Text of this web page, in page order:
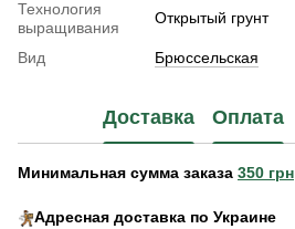
Технология
выращивания
Открытый грунт
Вид Брюссельская
Доставка Оплата
Минимальная сумма заказа 350 грн
Адресная доставка по Украине